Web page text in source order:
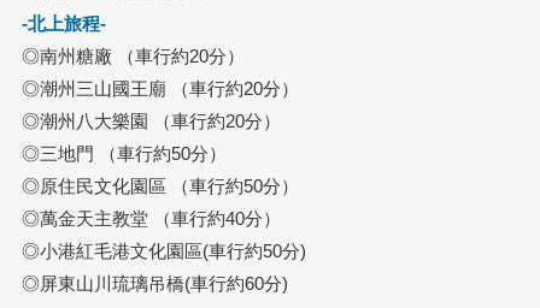
-北上旅程-
◎南州糖廠 （車行約20分）
◎潮州三山國王廟 （車行約20分）
◎潮州八大樂園 （車行約20分）
◎三地門 （車行約50分）
◎原住民文化園區 （車行約50分）
◎萬金天主教堂 （車行約40分）
◎小港紅毛港文化園區(車行約50分)
◎屏東山川琉璃吊橋(車行約60分)